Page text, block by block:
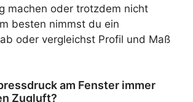
machen oder trotzdem nicht
besten nimmst du ein
oder vergleichst Profil und Maß
am Fenster immer
Zugluft?